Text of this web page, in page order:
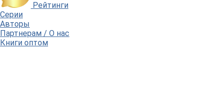
Рейтинги
Серии
Авторы
Партнерам / О нас
Книги оптом